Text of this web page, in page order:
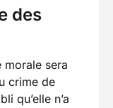
des
morale sera
crime de
qu’elle n’a